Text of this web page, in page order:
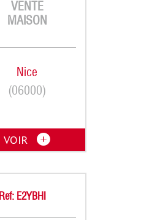
VENTE
MAISON
Nice
(06000)
VOIR
Ref: E2YBHI